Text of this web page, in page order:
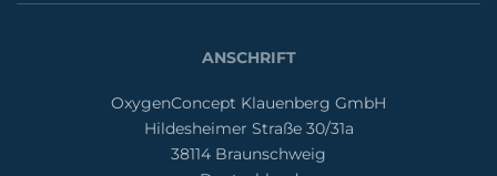
ANSCHRIFT
OxygenConcept Klauenberg GmbH
Hildesheimer Straße 30/31a
38114 Braunschweig